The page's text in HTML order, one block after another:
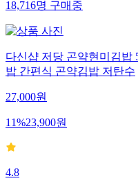
18,716명구매중
다신샵 저당 곤약현미김밥
밥 간편식 곤약김밥 저탄수
27,000원
11%23,900원
4.8